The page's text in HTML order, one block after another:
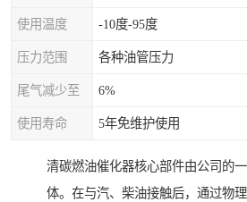
使用温度 -10度-95度
压力范围 各种油管压力
尾气减少至 6%
使用寿命 5年免维护使用
清碳燃油催化器核心部件由公司的
体。在与汽、柴油接触后，通过物